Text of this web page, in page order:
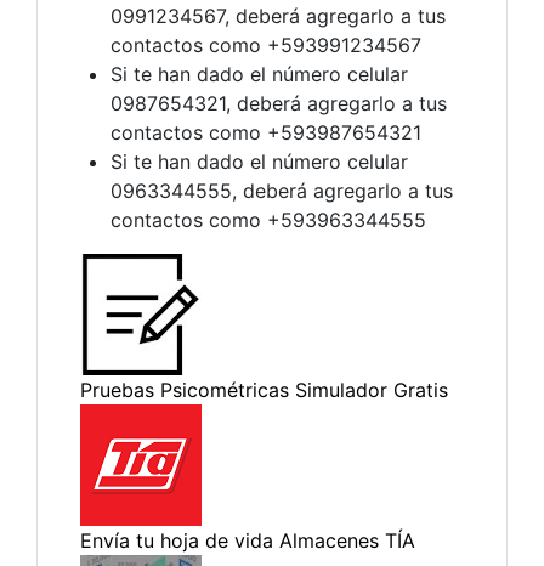
0991234567, deberá agregarlo a tus
contactos como +593991234567
Si te han dado el número celular
0987654321, deberá agregarlo a tus
contactos como +593987654321
Si te han dado el número celular
0963344555, deberá agregarlo a tus
contactos como +593963344555